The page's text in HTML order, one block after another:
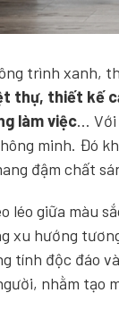
trình xanh,
thự, thiết kế
làm việc… Với
minh. Đó
đậm chất
léo giữa màu
xu hướng
tính độc đáo
nhằm tạo